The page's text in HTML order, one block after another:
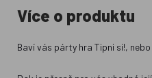
Více o produktu
Baví vás párty hra Tipni si!,